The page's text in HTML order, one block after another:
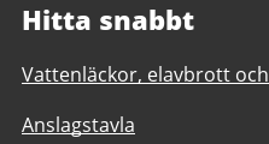
Hitta snabbt
Vattenläckor, elavbrott
Anslagstavla